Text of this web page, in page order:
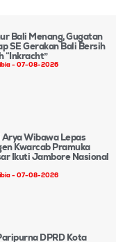
Bali Menang, Gugatan
SE Gerakan Bali Bersih
“Inkracht”
07-08-2026
Wibawa Lepas
Kwarcab Pramuka
Ikuti Jambore Nasional
07-08-2026
DPRD Kota